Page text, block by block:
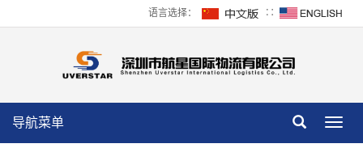
语言选择： ∷
导航菜单